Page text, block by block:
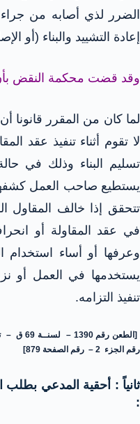
الضرر لذي أصابه من
إعادة التشييد والبناء (أو
وقد قضت محكمة النقض
لما كان من المقرر قانونا
لا تقوم أثناء تنفيذ عقد
تسليم البناء وذلك في
يستطيع صاحب العمل كشفها
تتحقق إذا خالف المقاول
في عقد المقاولة أو
وعرفها أو أساء استخدام
يستخدمها في العمل أو
تنفيذ التزامه.
رقم الجزء 2 – رقم الصفحة 879]
ثانياً : أحقية المدعي
: